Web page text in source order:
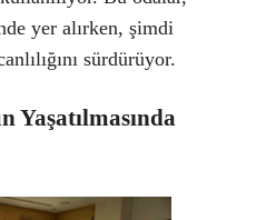
yer alırken, şimdi
sürdürüyor.
Yaşatılmasında